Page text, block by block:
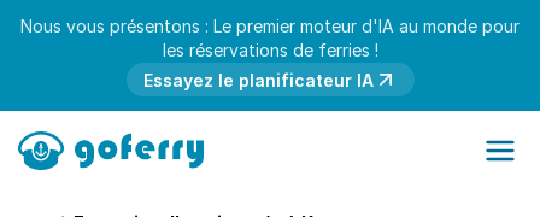
Nous vous présentons : Le premier moteur d'IA au monde pour
les réservations de ferries !
Essayez le planificateur IA